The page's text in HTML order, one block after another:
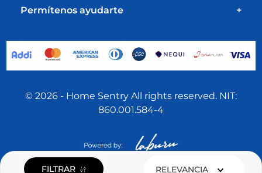
FILTRAR RELEVANCIA
Permítenos ayudarte +
© 2026 - Home Sentry All rights reserved. NIT:
860.001.584-4